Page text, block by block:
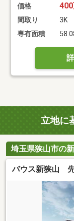
価格 400
間取り
3K
専有面積
立地に
埼玉県狭山市の
バウス新狭山